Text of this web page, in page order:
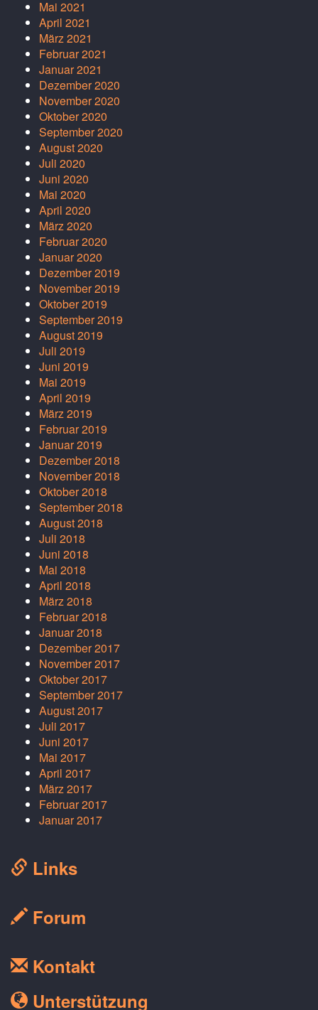
Mai 2021
April 2021
März 2021
Februar 2021
Januar 2021
Dezember 2020
November 2020
Oktober 2020
September 2020
August 2020
Juli 2020
Juni 2020
Mai 2020
April 2020
März 2020
Februar 2020
Januar 2020
Dezember 2019
November 2019
Oktober 2019
September 2019
August 2019
Juli 2019
Juni 2019
Mai 2019
April 2019
März 2019
Februar 2019
Januar 2019
Dezember 2018
November 2018
Oktober 2018
September 2018
August 2018
Juli 2018
Juni 2018
Mai 2018
April 2018
März 2018
Februar 2018
Januar 2018
Dezember 2017
November 2017
Oktober 2017
September 2017
August 2017
Juli 2017
Juni 2017
Mai 2017
April 2017
März 2017
Februar 2017
Januar 2017
Links
Forum
Kontakt
Unterstützung